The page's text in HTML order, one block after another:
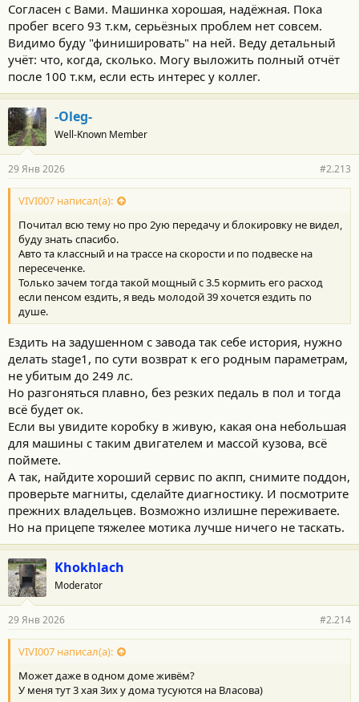
Согласен с Вами. Машинка хорошая, надёжная. Пока
пробег всего 93 т.км, серьёзных проблем нет совсем.
Видимо буду "финишировать" на ней. Веду детальный
учёт: что, когда, сколько. Могу выложить полный отчёт
после 100 т.км, если есть интерес у коллег.
-Oleg-
Well-Known Member
29 Янв 2026 #2.213
VIVI007 написал(а):
Почитал всю тему но про 2ую передачу и блокировку не видел,
буду знать спасибо.
Авто та классный и на трассе на скорости и по подвеске на
пересеченке.
Только зачем тогда такой мощный с 3.5 кормить его расход
если пенсом ездить, я ведь молодой 39 хочется ездить по
душе.
Ездить на задушенном с завода так себе история, нужно
делать stage1, по сути возврат к его родным параметрам,
не убитым до 249 лс.
Но разгоняться плавно, без резких педаль в пол и тогда
всё будет ок.
Если вы увидите коробку в живую, какая она небольшая
для машины с таким двигателем и массой кузова, всё
поймете.
А так, найдите хороший сервис по акпп, снимите поддон,
проверьте магниты, сделайте диагностику. И посмотрите
прежних владельцев. Возможно излишне переживаете.
Но на прицепе тяжелее мотика лучше ничего не таскать.
Khokhlach
Moderator
29 Янв 2026 #2.214
VIVI007 написал(а):
Может даже в одном доме живём?
У меня тут 3 хая 3их у дома тусуются на Власова)